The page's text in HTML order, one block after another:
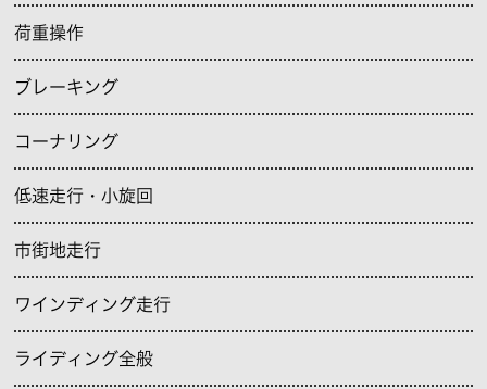
荷重操作
ブレーキング
コーナリング
低速走行・小旋回
市街地走行
ワインディング走行
ライディング全般